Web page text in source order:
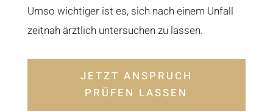
Umso wichtiger ist es, sich nach einem Unfall
zeitnah ärztlich untersuchen zu lassen.
JETZT ANSPRUCH
PRÜFEN LASSEN